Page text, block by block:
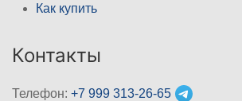
Как купить
Контакты
Телефон: +7 999 313-26-65